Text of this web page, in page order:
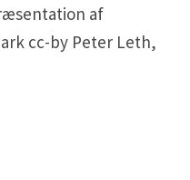
af
cc-by Peter Leth,